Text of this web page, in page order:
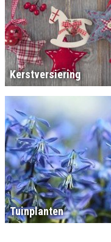
Kerstversiering
Tuinplanten